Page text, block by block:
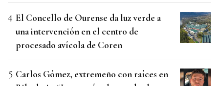
El Concello de Ourense da luz verde a
una intervención en el centro de
procesado avícola de Coren
Carlos Gómez, extremeño con raíces en